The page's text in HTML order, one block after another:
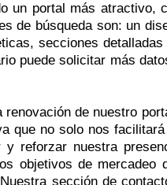
un portal más
de búsqueda son: un
secciones
puede solicitar más
de nuestro
que no solo nos
reforzar nuestra
objetivos de
sección de